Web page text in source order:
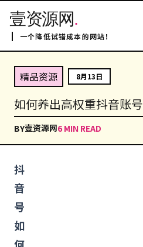
壹资源网.
一个降低试错成本的网站！
精品资源 8月13日
如何养出高权重抖音账号
BY壹资源网6 MIN READ
抖
音
号
如